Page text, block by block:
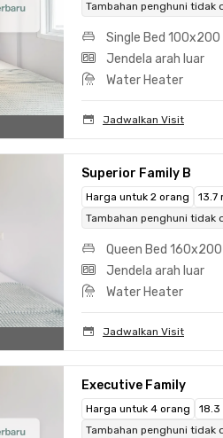
Tambahan penghuni tidak
Single Bed 100x200
Jendela arah luar
Water Heater
Jadwalkan Visit
Superior Family B
Harga untuk 2 orang
13.7
Tambahan penghuni tidak
Queen Bed
Jendela arah luar
Water Heater
Jadwalkan Visit
Executive Family
Harga untuk 4 orang
18.3
Tambahan penghuni tidak